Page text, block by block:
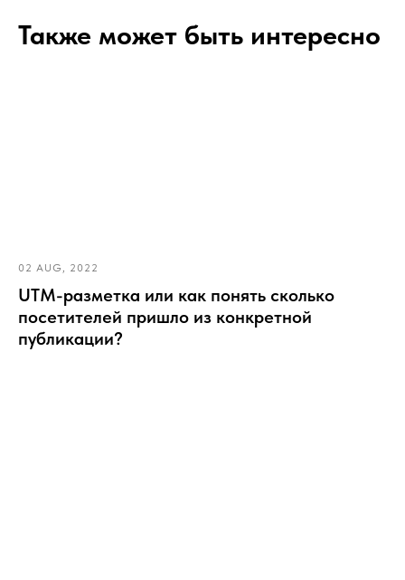
Также может быть интересно
02 AUG, 2022
UTM-разметка или как понять сколько
посетителей пришло из конкретной
публикации?